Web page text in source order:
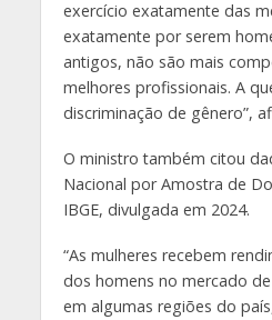
exercício exatamente das
exatamente por serem
antigos, não são mais
melhores profissionais. A
discriminação de gênero”,
O ministro também citou
Nacional por Amostra de
IBGE, divulgada em 2024.
“As mulheres recebem
dos homens no mercado
em algumas regiões do